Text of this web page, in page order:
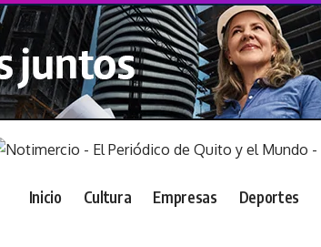
Inicio Cultura Empresas Deportes